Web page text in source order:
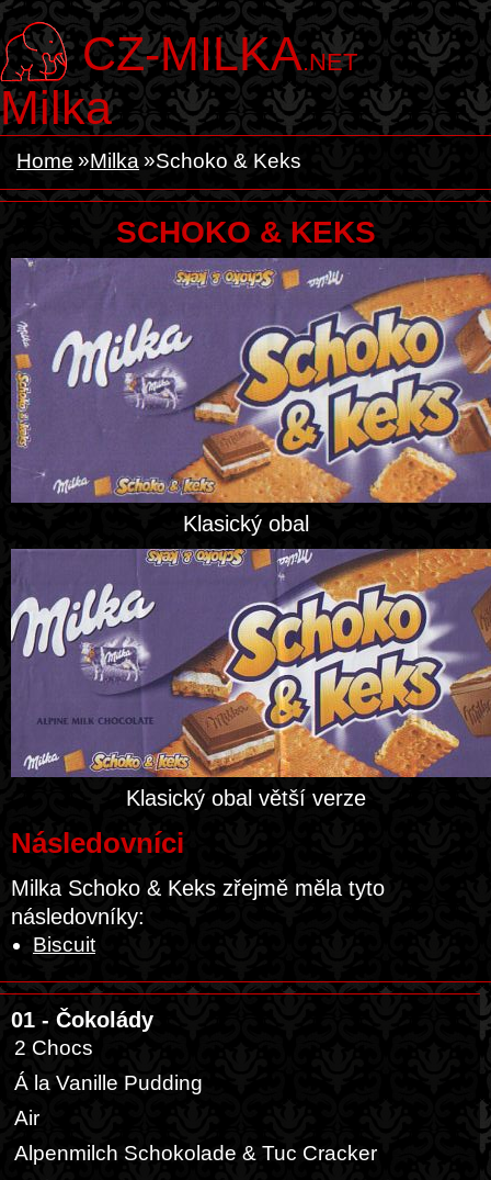
CZ-MILKA.NET
Milka
Home Milka Schoko & Keks
SCHOKO & KEKS
Klasický obal
Klasický obal větší verze
Následovníci
Milka Schoko & Keks zřejmě měla tyto
následovníky:
Biscuit
01 - Čokolády
2 Chocs
Á la Vanille Pudding
Air
Alpenmilch Schokolade & Tuc Cracker